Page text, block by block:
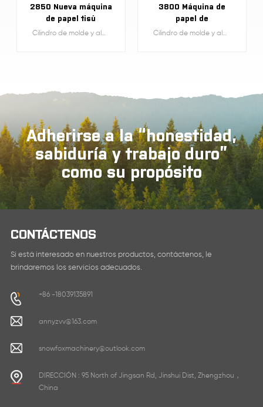
2850 Nueva máquina
de papel tisú
Crescent
Cilindro de molde y alambre Fourdrinier Papel de impresión y escritura A4, periódico, línea de producción de papel de copia de oficina, material de uso de pulpa de madera y papel reciclado de desecho blanco.
APRENDE MÁS
3800 Máquina de
papel de
revestimiento deCilindro de molde y alambre Fourdrinier Papel de impresión y escritura A4, periódico, línea de producción de papel de copia de oficina, material de uso de pulpa de madera y papel reciclado de desecho blanco.
APRENDE MÁS
Adherirse a la “honestidad,
sabiduría y trabajo duro”
como su propósito
CONTÁCTENOS
Si está interesado en nuestros productos, contáctenos, le
brindaremos los servicios adecuados.
+86 -18039135891
annyzvv@163.com
snowfoxmachinery@outlook.com
DIRECCIÓN : 95 North of Jingsan Rd, Jinshui Dist, Zhengzhou，
China